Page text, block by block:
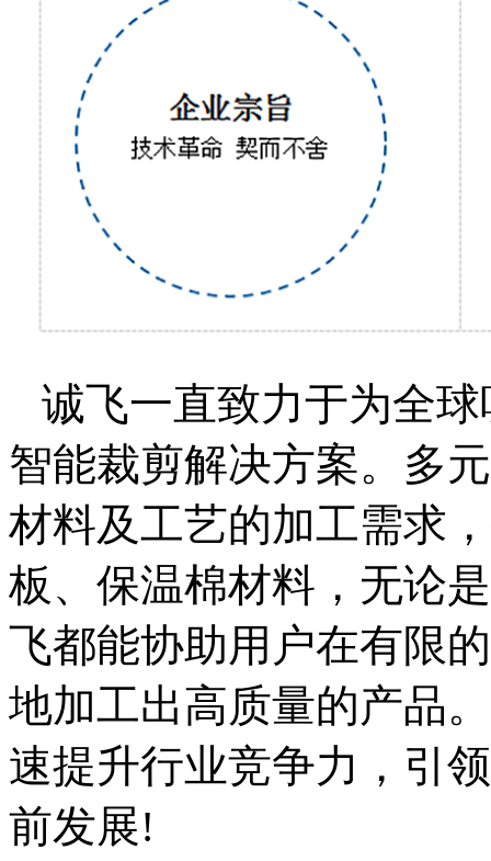
诚飞一直致力于为全
智能裁剪解决方案。多
材料及工艺的加工需求
板、保温棉材料，无论
飞都能协助用户在有限
地加工出高质量的产品
速提升行业竞争力，引
前发展!